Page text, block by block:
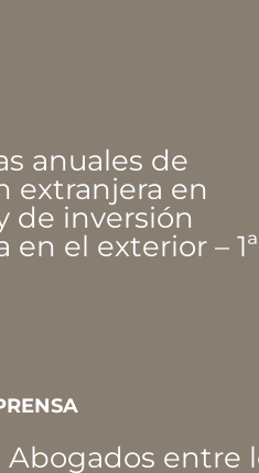
anuales de
extranjera en
de inversión
en el exterior – 1ª
entre